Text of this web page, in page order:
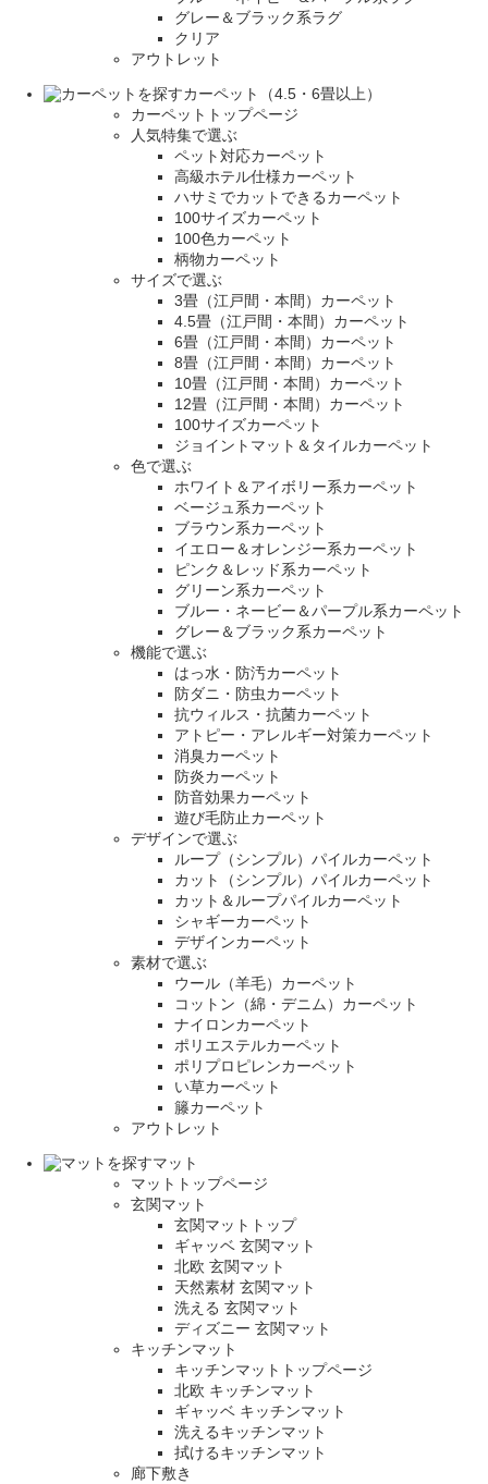
グレー＆ブラック系ラグ
クリア
アウトレット
カーペット（4.5・6畳以上）
カーペットトップページ
人気特集で選ぶ
ペット対応カーペット
高級ホテル仕様カーペット
ハサミでカットできるカーペット
100サイズカーペット
100色カーペット
柄物カーペット
サイズで選ぶ
3畳（江戸間・本間）カーペット
4.5畳（江戸間・本間）カーペット
6畳（江戸間・本間）カーペット
8畳（江戸間・本間）カーペット
10畳（江戸間・本間）カーペット
12畳（江戸間・本間）カーペット
100サイズカーペット
ジョイントマット＆タイルカーペット
色で選ぶ
ホワイト＆アイボリー系カーペット
ベージュ系カーペット
ブラウン系カーペット
イエロー＆オレンジー系カーペット
ピンク＆レッド系カーペット
グリーン系カーペット
ブルー・ネービー＆パープル系カーペット
グレー＆ブラック系カーペット
機能で選ぶ
はっ水・防汚カーペット
防ダニ・防虫カーペット
抗ウィルス・抗菌カーペット
アトピー・アレルギー対策カーペット
消臭カーペット
防炎カーペット
防音効果カーペット
遊び毛防止カーペット
デザインで選ぶ
ループ（シンプル）パイルカーペット
カット（シンプル）パイルカーペット
カット＆ループパイルカーペット
シャギーカーペット
デザインカーペット
素材で選ぶ
ウール（羊毛）カーペット
コットン（綿・デニム）カーペット
ナイロンカーペット
ポリエステルカーペット
ポリプロピレンカーペット
い草カーペット
籐カーペット
アウトレット
マット
マットトップページ
玄関マット
玄関マットトップ
ギャッベ 玄関マット
北欧 玄関マット
天然素材 玄関マット
洗える 玄関マット
ディズニー 玄関マット
キッチンマット
キッチンマットトップページ
北欧 キッチンマット
ギャッベ キッチンマット
洗えるキッチンマット
拭けるキッチンマット
廊下敷き